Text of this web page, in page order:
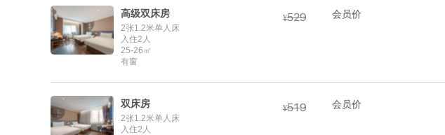
高级双床房
2张1.2米单人床
入住2人
25-26㎡
有窗
¥ 会员价
双床房
2张1.2米单人床
入住2人
¥ 会员价